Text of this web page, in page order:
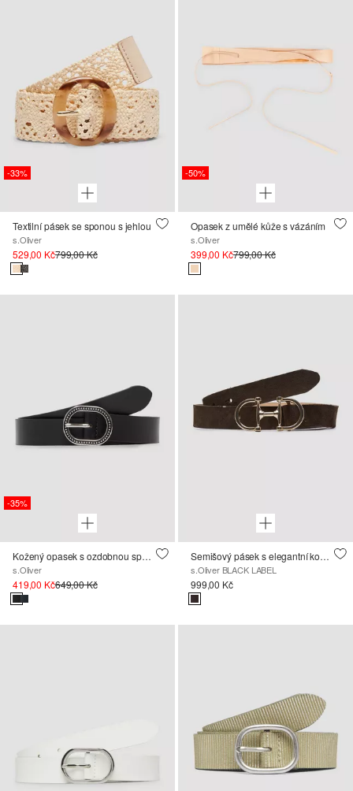
-33%
Textilní pásek se sponou s jehlou
s.Oliver
529,00 Kč799,00 Kč
-50%
Opasek z umělé kůže s vázáním
s.Oliver
399,00 Kč799,00 Kč
-35%
Kožený opasek s ozdobnou sponou
s.Oliver
419,00 Kč649,00 Kč
Semišový pásek s elegantní kovovou sponou
s.Oliver BLACK LABEL
999,00 Kč